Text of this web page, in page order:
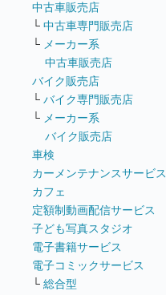
中古車販売店
└ 中古車専門販売店
└ メーカー系
中古車販売店
バイク販売店
└ バイク専門販売店
└ メーカー系
バイク販売店
車検
カーメンテナンスサービス
カフェ
定額制動画配信サービス
子ども写真スタジオ
電子書籍サービス
電子コミックサービス
└ 総合型